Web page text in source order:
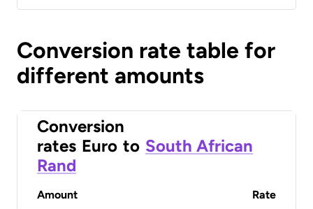
Conversion rate table for
different amounts
Conversion
rates Euro to South African
Rand
Amount Rate